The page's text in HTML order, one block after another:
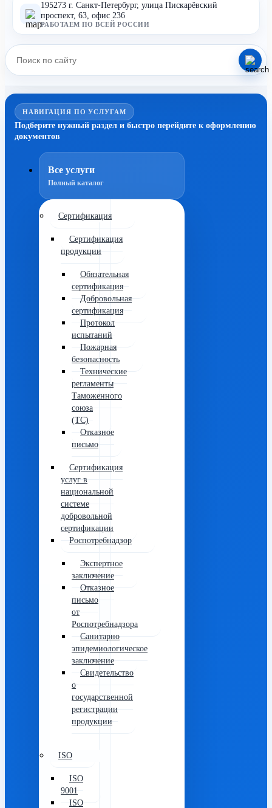
195273 г. Санкт-Петербург, улица Пискарёвский
проспект, 63, офис 236
РАБОТАЕМ ПО ВСЕЙ РОССИИ
НАВИГАЦИЯ ПО УСЛУГАМ
Подберите нужный раздел и быстро перейдите к оформлению
документов
Все услуги
Полный каталог
Сертификация
Сертификация
продукции
Обязательная
сертификация
Добровольная
сертификация
Протокол
испытаний
Пожарная
безопасность
Технические
регламенты
Таможенного
союза
(ТС)
Отказное
письмо
Сертификация
услуг в
национальной
системе
добровольной
сертификации
Роспотребнадзор
Экспертное
заключение
Отказное
письмо
от
Роспотребнадзора
Санитарно
эпидемиологическое
заключение
Свидетельство
о
государственной
регистрации
продукции
ISO
ISO
9001
ISO